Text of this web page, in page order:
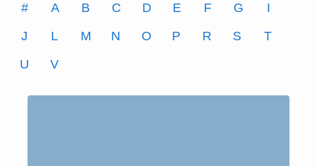
# A B C D E F G
I
J
L M N O P R S
T
U
V